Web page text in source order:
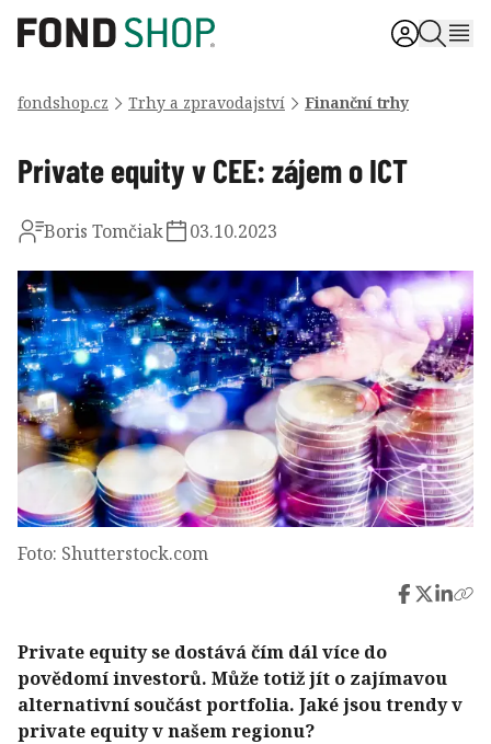
fondshop.cz Trhy a zpravodajství Finanční trhy
Private equity v CEE: zájem o ICT
Boris Tomčiak 03.10.2023
Foto: Shutterstock.com
Private equity se dostává čím dál více do
povědomí investorů. Může totiž jít o zajímavou
alternativní součást portfolia. Jaké jsou trendy v
private equity v našem regionu?